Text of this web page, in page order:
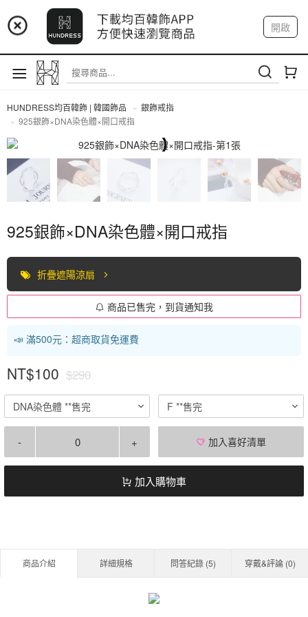
📢 市集預告：9/4-9/6 淡水捷運站
📢 市集預告：9/12-9/13 八里海巡基地
📢 市集預告：8/22-8/23 桃園青埔置地廣場
開啟
註冊 我的帳戶
HUNDRESS均百韓飾 | 韓國飾品
銀飾戒指
925銀飾×DNA染色體×開口戒指
全部商品
925銀飾×DNA染色體×開口戒指
折疊遮陽涼扇
商品已售完，到貨通知我
📣 滿500元：超商取貨免運費
NT$100 $290
DNA染色體 **售完 F **售完
- + 加入喜好清單
加入購物車
商品介紹 詳細規格 問答紀錄 (5) 穿戴&評論 (0)